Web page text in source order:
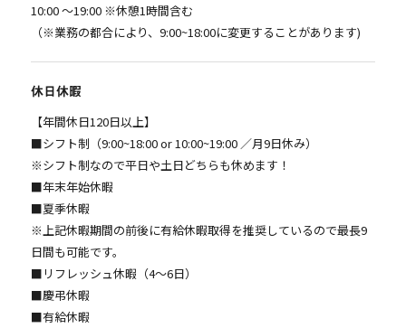
10:00 〜19:00 ※休憩1時間含む
（※業務の都合により、9:00~18:00に変更することがあります)
休日休暇
【年間休日120日以上】
■シフト制（9:00~18:00 or 10:00~19:00 ／月9日休み）
※シフト制なので平日や土日どちらも休めます！
■年末年始休暇
■夏季休暇
※上記休暇期間の前後に有給休暇取得を推奨しているので最長9
日間も可能です。
■リフレッシュ休暇（4～6日）
■慶弔休暇
■有給休暇